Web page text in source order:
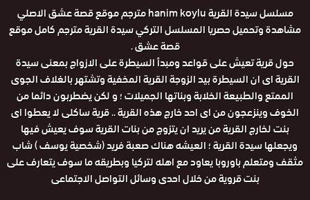
مسلسل سيدة القرية hanim koylu مترجم موقع قصة عشق الاصلي
مشاهدة وتحميل حصريا المسلسل التركي سيدة القرية مترجم كامل موقع
قصة عشق .
حول قرية تعيش على قواعد ومبدأ السيطرة على الازواج بمعنى سيدة
القرية اى ان السيطرة بيد الزوجة القرية المخفية وتشتهر بالغلاف الجوى
الممتع والطبيعة الخلابة وبناتها الجميلات ؛ و لكن يضطربون دائما من
الخوف وينزعجون من اى احد خارج هذه القرية .. قرية ساكلى لا يعطوا اى
بنت لخارج القرية من يريد ان يتزوج من بنات القرية سوف يعيش فيها
ويجعلها سيدة القرية ؛ العيشه هناك صعبة فريد (شخصية يوسف ) شاب
مثقف ومتعلم باوروبا يعاود مع اهله لتركيا وبطريقه ما سوف يتعارف على
بنت قروية من خلال احدى وسائل التواصل الاجتماعى